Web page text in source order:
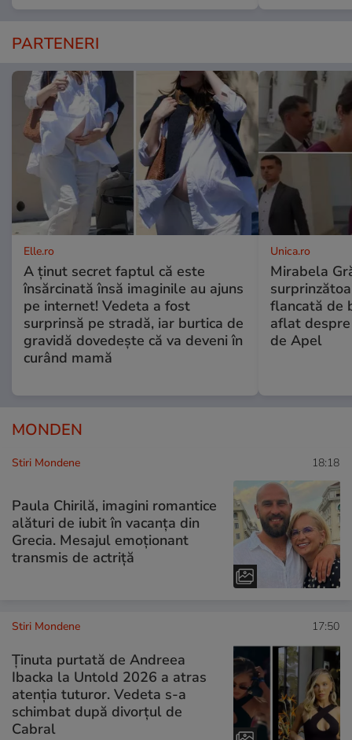
PARTENERI
Elle.ro
A ținut secret faptul că este
însărcinată însă imaginile au ajuns
pe internet! Vedeta a fost
surprinsă pe stradă, iar burtica de
gravidă dovedește că va deveni în
curând mamă
Unica.ro
Mirabela
flancată de
aflat
de Apel
MONDEN
Stiri Mondene 18:18
Paula Chirilă, imagini romantice
alături de iubit în vacanța din
Grecia. Mesajul emoționant
transmis de actriță
Stiri Mondene 17:50
Ținuta purtată de Andreea
Ibacka la Untold 2026 a atras
atenția tuturor. Vedeta s-a
schimbat după divorțul de
Cabral